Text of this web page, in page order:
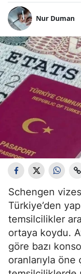
Nur Duman
Schengen
Türkiye’den
temsilcilikler
ortaya koydu.
göre bazı
oranlarıyla öne